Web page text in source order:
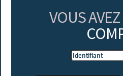
VOUS AVEZ